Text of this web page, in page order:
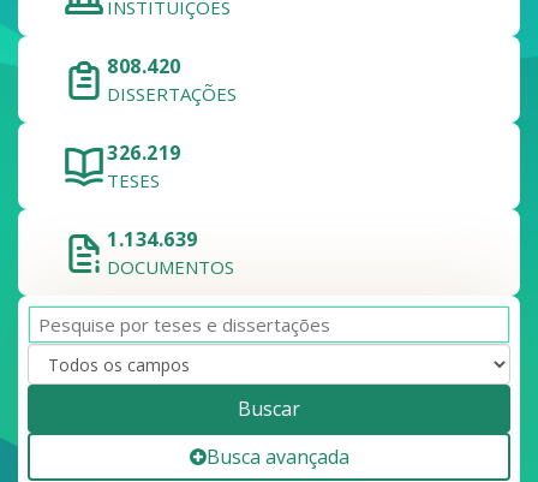
INSTITUIÇÕES
808.420
DISSERTAÇÕES
326.219
TESES
1.134.639
DOCUMENTOS
Buscar
Busca avançada